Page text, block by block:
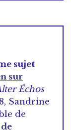
sujet
sur
Échos
Sandrine
de